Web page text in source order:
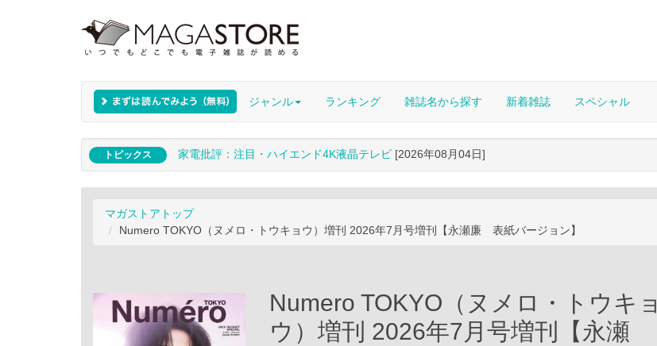
ジャンル ランキング 雑誌名から探す 新着雑誌 スペシャル
トピックス 家電批評：注目・ハイエンド4K液晶テレビ [2026年08月04日]
マガストアトップ
Numero TOKYO（ヌメロ・トウキョウ）増刊 2026年7月号増刊【永瀬廉 表紙バージョン】
Numero TOKYO（ヌメロ・トウキョ
ウ）増刊 2026年7月号増刊【永瀬